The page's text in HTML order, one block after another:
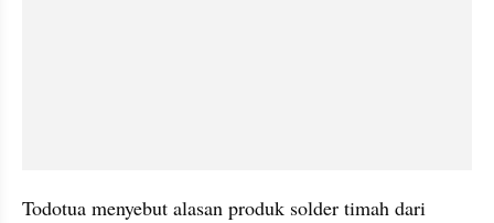
Todotua menyebut alasan produk solder timah dari